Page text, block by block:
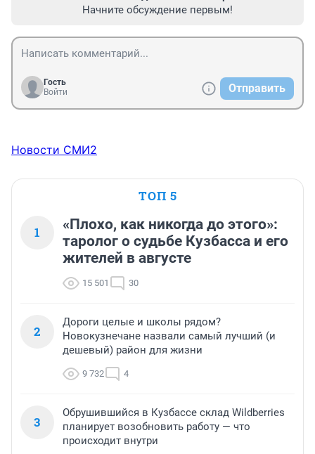
Начните обсуждение первым!
Гость
Войти
Отправить
Новости СМИ2
ТОП 5
1
«Плохо, как никогда до этого»:
таролог о судьбе Кузбасса и его
жителей в августе
15 501 30
2
Дороги целые и школы рядом?
Новокузнечане назвали самый лучший (и
дешевый) район для жизни
9 732 4
3
Обрушившийся в Кузбассе склад Wildberries
планирует возобновить работу — что
происходит внутри